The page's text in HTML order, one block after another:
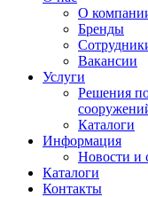
О
Бренды
Вакансии
Услуги
Решения
Каталоги
Информация
Новости и
Каталоги
Контакты